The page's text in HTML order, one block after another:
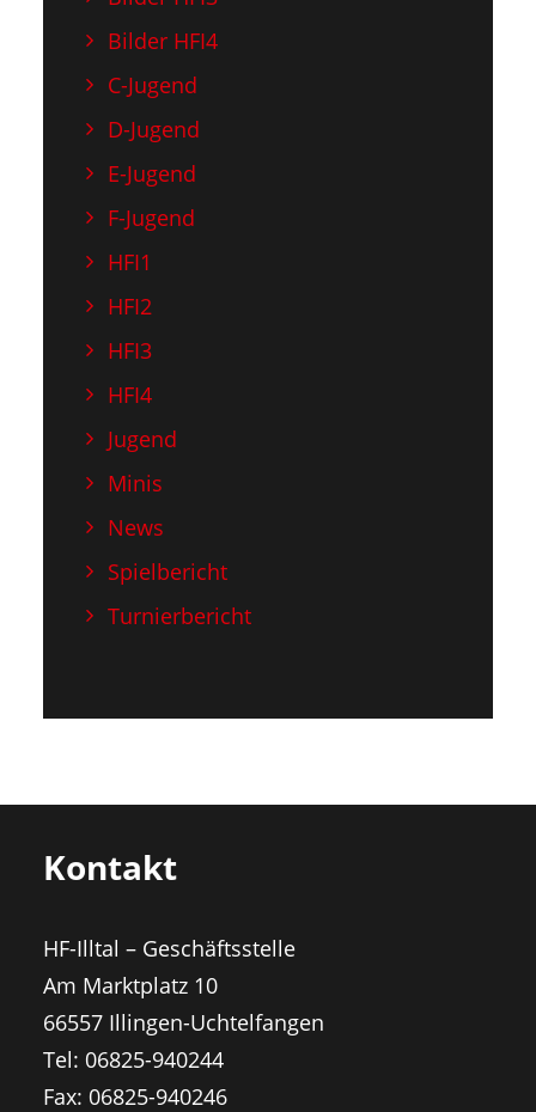
Bilder HFI4
C-Jugend
D-Jugend
E-Jugend
F-Jugend
HFI1
HFI2
HFI3
HFI4
Jugend
Minis
News
Spielbericht
Turnierbericht
Kontakt
HF-Illtal – Geschäftsstelle
Am Marktplatz 10
66557 Illingen-Uchtelfangen
Tel: 06825-940244
Fax: 06825-940246